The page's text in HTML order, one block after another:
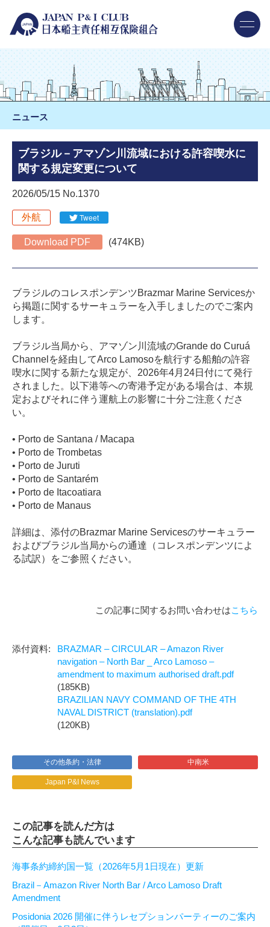
ニュース
ブラジル－アマゾン川流域における許容喫水に
関する規定変更について
2026/05/15 No.1370
外航 Tweet
Download PDF (474KB)
ブラジルのコレスポンデンツBrazmar Marine Servicesか
ら掲題に関するサーキュラーを入手しましたのでご案内
します。
ブラジル当局から、アマゾン川流域のGrande do Curuá
Channelを経由してArco Lamosoを航行する船舶の許容
喫水に関する新たな規定が、2026年4月24日付にて発行
されました。以下港等への寄港予定がある場合は、本規
定およびそれに伴う運航上の影響に十分ご注意くださ
い。
• Porto de Santana / Macapa
• Porto de Trombetas
• Porto de Juruti
• Porto de Santarém
• Porto de Itacoatiara
• Porto de Manaus
詳細は、添付のBrazmar Marine Servicesのサーキュラー
およびブラジル当局からの通達（コレスポンデンツによ
る試訳）をご参照ください。
この記事に関するお問い合わせはこちら
BRAZMAR – CIRCULAR – Amazon River
navigation – North Bar _ Arco Lamoso –
amendment to maximum authorised draft.pdf
(185KB)
BRAZILIAN NAVY COMMAND OF THE 4TH
NAVAL DISTRICT (translation).pdf
(120KB)
その他条約・法律 中南米
Japan P&I News
この記事を読んだ方は
こんな記事も読んでいます
海事条約締約国一覧（2026年5月1日現在）更新
Brazil－Amazon River North Bar / Arco Lamoso Draft
Amendment
Posidonia 2026 開催に伴うレセプションパーティーのご案内